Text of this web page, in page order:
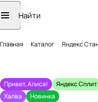
Главная Каталог Яндекс
Привет, Алиса!
Яндекс Сплит
Халва
Новинка